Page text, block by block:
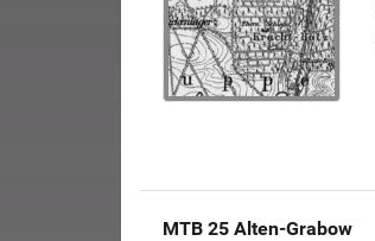
MTB 25 Alten-Grabow